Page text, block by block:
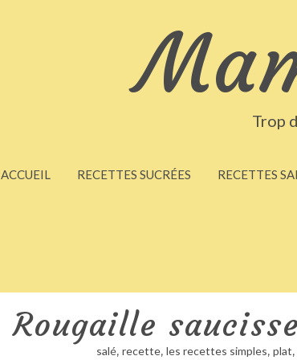
Trop
ACCUEIL RECETTES SUCRÉES RECETTES
Rougaille
salé, recette, les recettes simples, plat,